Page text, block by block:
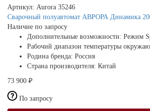
Артикул: Aurora 35246
Сварочный полуавтомат АВРОРА Динамика
Наличие по запросу
Дополнительные возможности: Режим
Рабочий диапазон температуры
Родина бренда: Россия
Страна производителя: Китай
73 900 ₽
По запросу